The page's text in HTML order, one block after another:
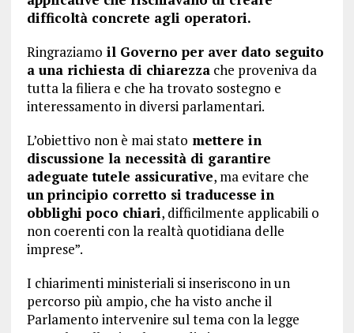
difficoltà concrete agli operatori.
Ringraziamo il Governo per aver dato seguito
a una richiesta di chiarezzache proveniva da
tutta la filiera e che ha trovato sostegno e
interessamento in diversi parlamentari.
L’obiettivo non è mai stato mettere in
discussione la necessità di garantire
adeguate tutele assicurative, ma evitare che
un principio corretto si traducesse in
obblighi poco chiari, difficilmente applicabili o
non coerenti con la realtà quotidiana delle
imprese”.
I chiarimenti ministeriali si inseriscono in un
percorso più ampio, che ha visto anche il
Parlamento intervenire sul tema con la legge